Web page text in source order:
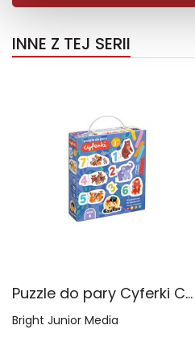
INNE Z TEJ SERII
Puzzle do pary Cyferki CzuCzu
Bright Junior Media